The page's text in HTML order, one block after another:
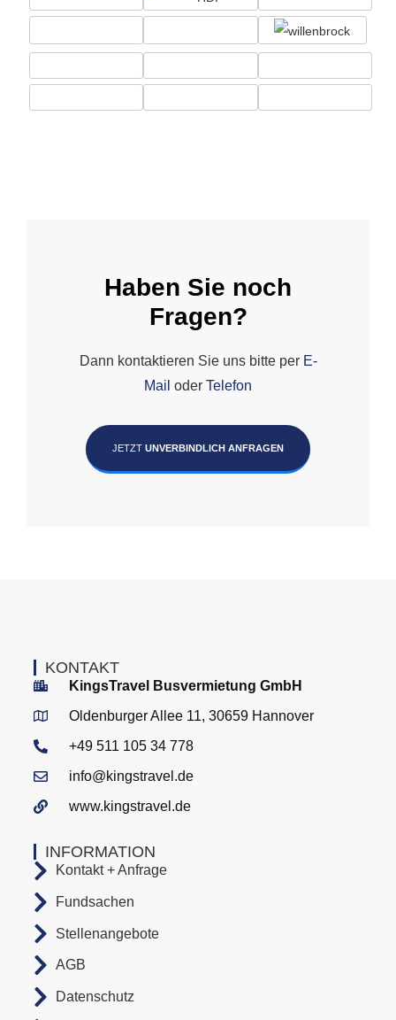
Haben Sie noch
Fragen?
Dann kontaktieren Sie uns bitte per E-
Mail oder Telefon
JETZT UNVERBINDLICH ANFRAGEN
INFORMATION
Kontakt + Anfrage
Fundsachen
Stellenangebote
AGB
Datenschutz
KONTAKT
KingsTravel Busvermietung GmbH
Oldenburger Allee 11, 30659 Hannover
+49 511 105 34 778
info@kingstravel.de
www.kingstravel.de